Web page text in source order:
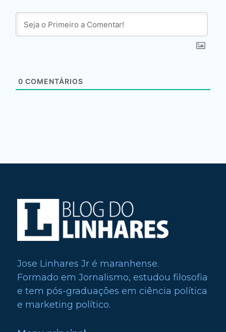
0 COMENTÁRIOS
Jose Linhares Jr é maranhense.
Formado em Jornalismo, estudou filosofia
e tem pós-graduações em ciência política
e marketing político.